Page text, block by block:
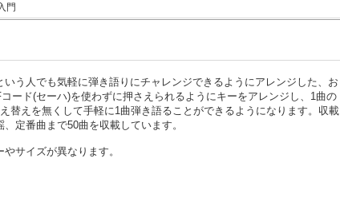
門
う人でも気軽に弾き語りにチャレンジできるようにアレンジした、お
ード(セーハ)を使わずに押さえられるようにキーをアレンジし、1曲の
替えを無くして手軽に1曲弾き語ることができるようになります。収載
定番曲まで50曲を収載しています。
サイズが異なります。